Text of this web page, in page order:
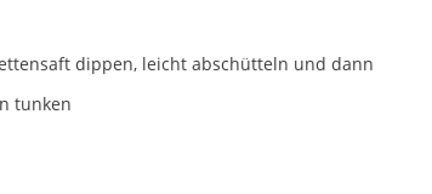
dippen, leicht abschütteln und dann
tunken